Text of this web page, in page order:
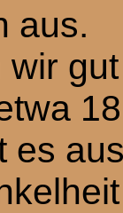
aus.
es